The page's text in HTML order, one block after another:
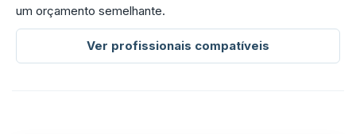
um orçamento semelhante.
Ver profissionais compatíveis